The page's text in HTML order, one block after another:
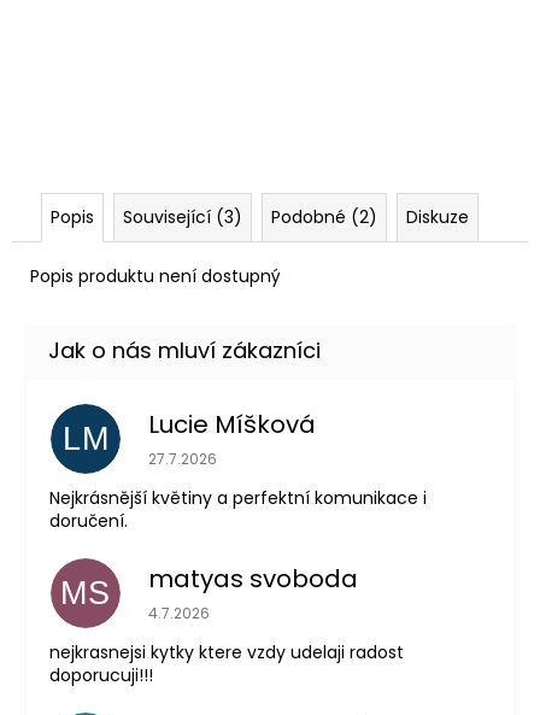
Popis Související (3) Podobné (2) Diskuze
Popis produktu není dostupný
LM Lucie Míšková
Hodnocení obchodu je 5 z 5 hvězdiček.
27.7.2026
Nejkrásnější květiny a perfektní komunikace i
doručení.
MS matyas svoboda
Hodnocení obchodu je 5 z 5 hvězdiček.
4.7.2026
nejkrasnejsi kytky ktere vzdy udelaji radost
doporucuji!!!